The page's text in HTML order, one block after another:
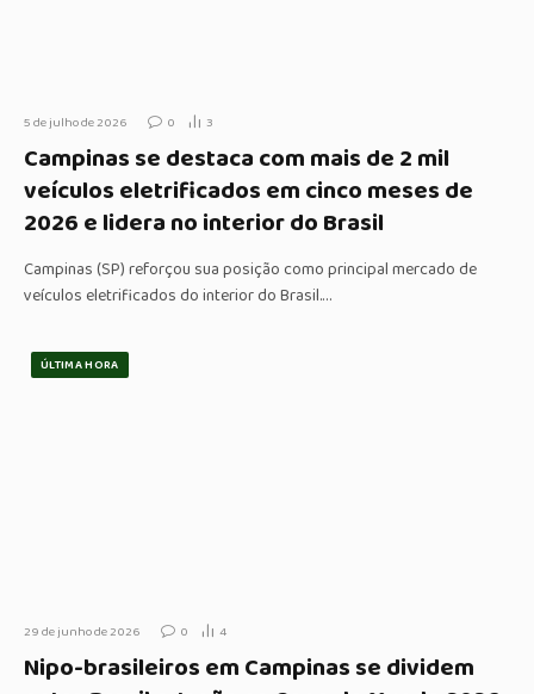
5 de julho de 2026 0 3
Campinas se destaca com mais de 2 mil
veículos eletrificados em cinco meses de
2026 e lidera no interior do Brasil
Campinas (SP) reforçou sua posição como principal mercado de
veículos eletrificados do interior do Brasil.…
ÚLTIMA HORA
29 de junho de 2026 0 4
Nipo-brasileiros em Campinas se dividem